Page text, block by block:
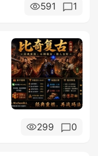
591 1
299 0